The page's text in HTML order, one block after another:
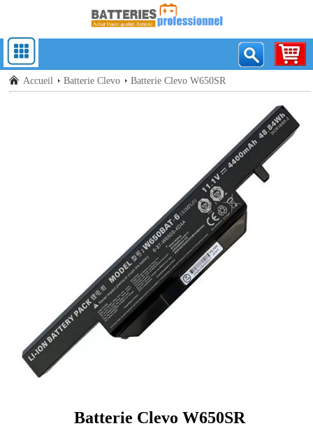
Accueil Batterie Clevo Batterie Clevo W650SR
Batterie Clevo W650SR